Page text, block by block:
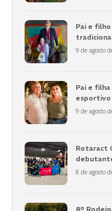
Pai e
9 de agosto
Pai e
esportivo
9 de agosto
Rotaract
8 de agosto
8º